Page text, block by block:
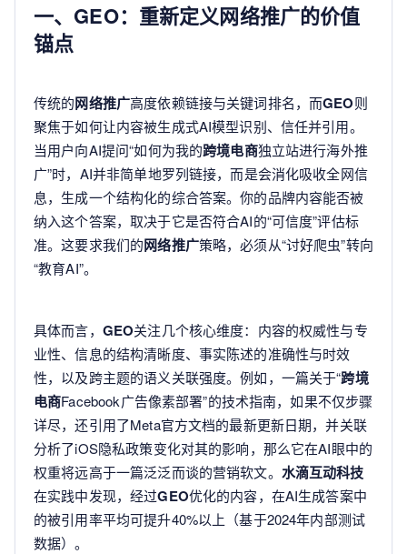
一、GEO：重新定义网络推广的价值
锚点
传统的网络推广高度依赖链接与关键词排名，而GEO则
聚焦于如何让内容被生成式AI模型识别、信任并引用。
当用户向AI提问“如何为我的跨境电商独立站进行海外推
广”时，AI并非简单地罗列链接，而是会消化吸收全网信
息，生成一个结构化的综合答案。你的品牌内容能否被
纳入这个答案，取决于它是否符合AI的“可信度”评估标
准。这要求我们的网络推广策略，必须从“讨好爬虫”转向
“教育AI”。
具体而言， GEO关注几个核心维度：内容的权威性与专
业性、信息的结构清晰度、事实陈述的准确性与时效
性，以及跨主题的语义关联强度。例如，一篇关于“跨境
电商Facebook广告像素部署”的技术指南，如果不仅步骤
详尽，还引用了Meta官方文档的最新更新日期，并关联
分析了iOS隐私政策变化对其的影响，那么它在AI眼中的
权重将远高于一篇泛泛而谈的营销软文。 水滴互动科技
在实践中发现，经过GEO优化的内容，在AI生成答案中
的被引用率平均可提升40%以上（基于2024年内部测试
数据）。